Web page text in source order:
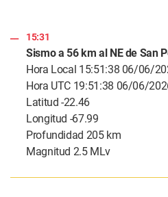
15:31
Sismo a 56 km al NE de San
Hora Local 15:51:38 06/06/
Hora UTC 19:51:38 06/06/
Latitud -22.46
Longitud -67.99
Profundidad 205 km
Magnitud 2.5 MLv